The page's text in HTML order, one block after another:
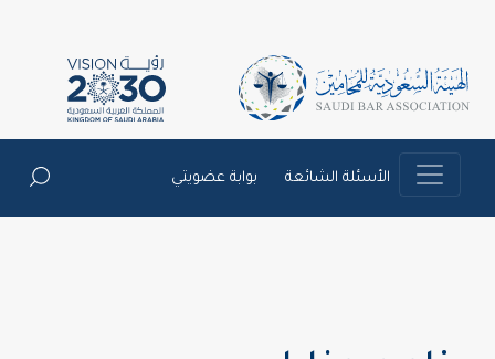
الأسئلة الشائعة بوابة عضويتي